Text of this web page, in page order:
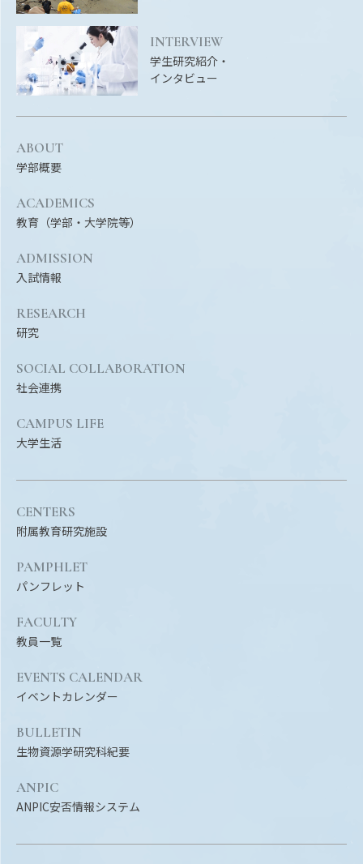
INTERVIEW
学生研究紹介・
インタビュー
ABOUT
学部概要
ACADEMICS
教育（学部・大学院等）
ADMISSION
入試情報
RESEARCH
研究
SOCIAL COLLABORATION
社会連携
CAMPUS LIFE
大学生活
CENTERS
附属教育研究施設
PAMPHLET
パンフレット
FACULTY
教員一覧
EVENTS CALENDAR
イベントカレンダー
BULLETIN
生物資源学研究科紀要
ANPIC
ANPIC安否情報システム